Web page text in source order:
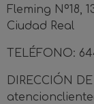
Fleming Nº18,
Ciudad Real
TELÉFONO:
DIRECCIÓN